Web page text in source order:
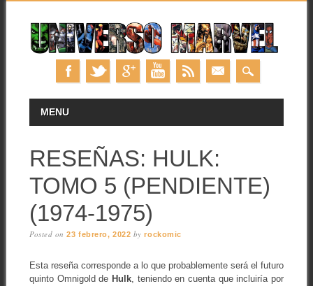
MAIN MENU
MENU
RESEÑAS: HULK:
TOMO 5 (PENDIENTE)
(1974-1975)
Posted on23 febrero, 2022 byrockomic
Esta reseña corresponde a lo que probablemente será el futuro
quinto Omnigold de Hulk, teniendo en cuenta que incluiría por